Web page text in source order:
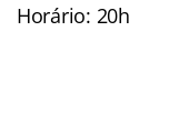
Horário: 20h